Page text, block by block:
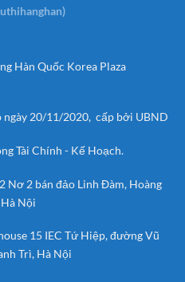
Hàn Quốc Korea Plaza
20/11/2020, cấp bởi UBND
Tài Chính - Kế Hoạch.
Nơ 2 bán đảo Linh Đàm, Hoàng
Nội
15 IEC Tứ Hiệp, đường Vũ
Trì, Hà Nội